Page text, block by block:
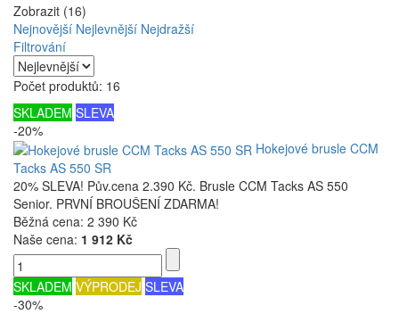
Zobrazit (16)
Nejnovější Nejlevnější Nejdražší
Filtrování
Počet produktů: 16
SKLADEM SLEVA
-20%
Hokejové brusle CCM
Tacks AS 550 SR
20% SLEVA! Pův.cena 2.390 Kč. Brusle CCM Tacks AS 550
Senior. PRVNÍ BROUŠENÍ ZDARMA!
Běžná cena: 2 390 Kč
Naše cena: 1 912 Kč
SKLADEM VÝPRODEJ SLEVA
-30%